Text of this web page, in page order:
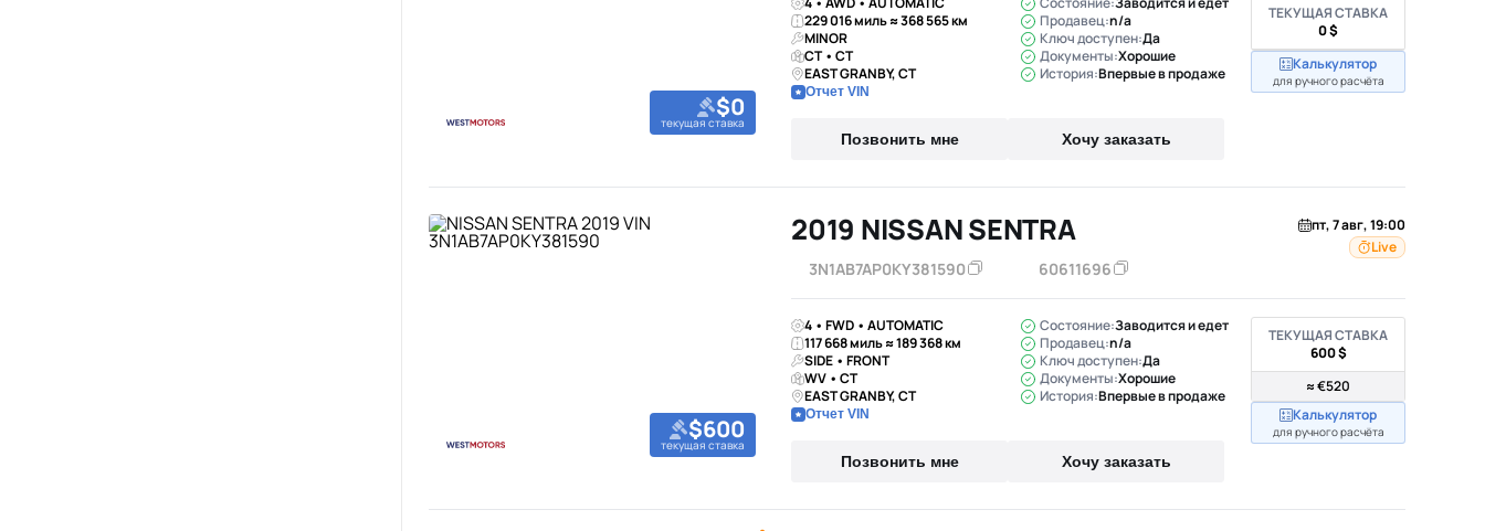
$0
текущая ставка
229 016 миль ≈ 368 565 км
MINOR
CT • CT
EAST GRANBY, CT
Отчет VIN
Продавец:n/a
Ключ доступен:Да
Документы:Хорошие
История:Впервые в продаже
Позвонить мне Хочу заказать
ТЕКУЩАЯ СТАВКА
0 $
Калькулятор
для ручного расчёта
$600
текущая ставка
2019 NISSAN SENTRA
3N1AB7AP0KY381590 60611696
пт, 7 авг, 19:00
Live
4 • FWD • AUTOMATIC
117 668 миль ≈ 189 368 км
SIDE • FRONT
WV • CT
EAST GRANBY, CT
Отчет VIN
Состояние:Заводится и едет
Продавец:n/a
Ключ доступен:Да
Документы:Хорошие
История:Впервые в продаже
Позвонить мне Хочу заказать
ТЕКУЩАЯ СТАВКА
600 $
≈ €520
Калькулятор
для ручного расчёта